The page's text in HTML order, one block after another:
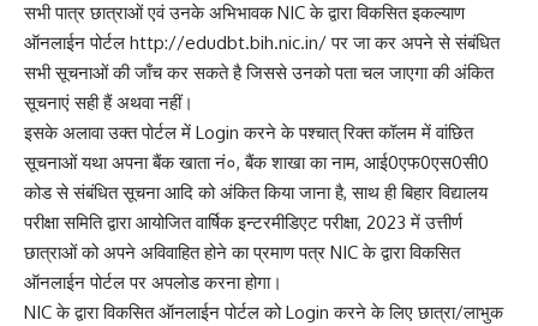
सभी पात्र छात्राओं एवं उनके अभिभावक NIC के द्वारा विकसित इकल्याण
ऑनलाईन पोर्टल http://edudbt.bih.nic.in/ पर जा कर अपने से संबंधित
सभी सूचनाओं की जाँच कर सकते है जिससे उनको पता चल जाएगा की अंकित
सूचनाएं सही हैं अथवा नहीं।
इसके अलावा उक्त पोर्टल में Login करने के पश्चात् रिक्त कॉलम में वांछित
सूचनाओं यथा अपना बैंक खाता नं०, बैंक शाखा का नाम, आई0एफ0एस0सी0
कोड से संबंधित सूचना आदि को अंकित किया जाना है, साथ ही बिहार विद्यालय
परीक्षा समिति द्वारा आयोजित वार्षिक इन्टरमीडिएट परीक्षा, 2023 में उत्तीर्ण
छात्राओं को अपने अविवाहित होने का प्रमाण पत्र NIC के द्वारा विकसित
ऑनलाईन पोर्टल पर अपलोड करना होगा।
NIC के द्वारा विकसित ऑनलाईन पोर्टल को Login करने के लिए छात्रा/लाभुक